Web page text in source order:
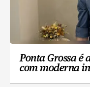
Ponta Grossa é
com moderna